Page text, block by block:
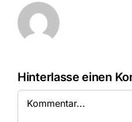
Hinterlasse einen
Kommentar